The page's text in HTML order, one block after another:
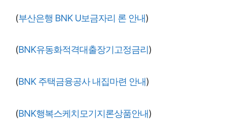
(부산은행 BNK U보금자리 론 안내)
(BNK유동화적격대출장기고정금리)
(BNK 주택금융공사 내집마련 안내)
(BNK행복스케치모기지론상품안내)